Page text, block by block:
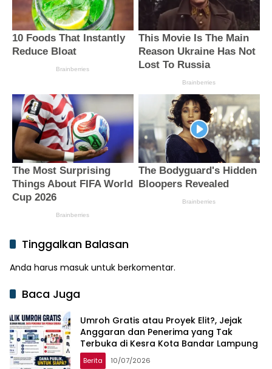
Tinggalkan Balasan
Anda harus masuk untuk berkomentar.
Baca Juga
Umroh Gratis atau Proyek Elit?, Jejak
Anggaran dan Penerima yang Tak
Terbuka di Kesra Kota Bandar Lampung
Berita 10/07/2026